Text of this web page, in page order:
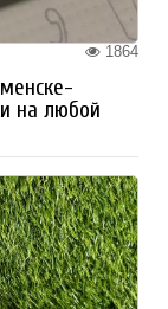
1864
на любой